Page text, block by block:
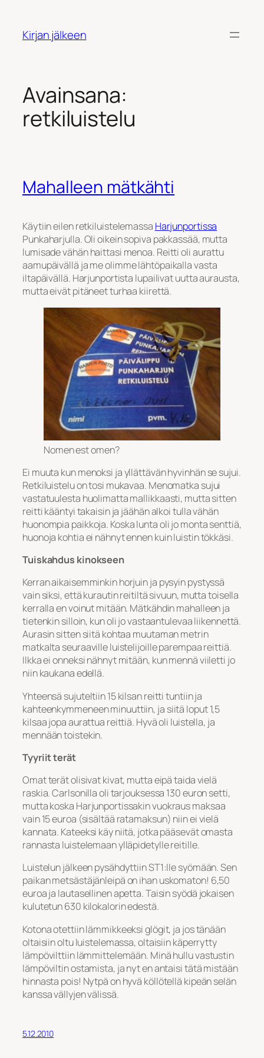
Kirjan jälkeen
Avainsana:
retkiluistelu
Mahalleen mätkähti
Käytiin eilen retkiluistelemassa Harjunportissa
Punkaharjulla. Oli oikein sopiva pakkassää, mutta
lumisade vähän haittasi menoa. Reitti oli aurattu
aamupäivällä ja me olimme lähtöpaikalla vasta
iltapäivällä. Harjunportista lupailivat uutta aurausta,
mutta eivät pitäneet turhaa kiirettä.
Nomen est omen?
Ei muuta kun menoksi ja yllättävän hyvinhän se sujui.
Retkiluistelu on tosi mukavaa. Menomatka sujui
vastatuulesta huolimatta mallikkaasti, mutta sitten
reitti kääntyi takaisin ja jäähän alkoi tulla vähän
huonompia paikkoja. Koska lunta oli jo monta senttiä,
huonoja kohtia ei nähnyt ennen kuin luistin tökkäsi.
Tuiskahdus kinokseen
Kerran aikaisemminkin horjuin ja pysyin pystyssä
vain siksi, että kurautin reitiltä sivuun, mutta toisella
kerralla en voinut mitään. Mätkähdin mahalleen ja
tietenkin silloin, kun oli jo vastaantulevaa liikennettä.
Aurasin sitten siitä kohtaa muutaman metrin
matkalta seuraaville luistelijoille parempaa reittiä.
Ilkka ei onneksi nähnyt mitään, kun mennä viiletti jo
niin kaukana edellä.
Yhteensä sujuteltiin 15 kilsan reitti tuntiin ja
kahteenkymmeneen minuuttiin, ja siitä loput 1,5
kilsaa jopa aurattua reittiä. Hyvä oli luistella, ja
mennään toistekin.
Tyyriit terät
Omat terät olisivat kivat, mutta eipä taida vielä
raskia. Carlsonilla oli tarjouksessa 130 euron setti,
mutta koska Harjunportissakin vuokraus maksaa
vain 15 euroa (sisältää ratamaksun) niin ei vielä
kannata. Kateeksi käy niitä, jotka pääsevät omasta
rannasta luistelemaan ylläpidetylle reitille.
Luistelun jälkeen pysähdyttiin ST1:lle syömään. Sen
paikan metsästäjänleipä on ihan uskomaton! 6,50
euroa ja lautasellinen apetta. Taisin syödä jokaisen
kulutetun 630 kilokalorin edestä.
Kotona otettiin lämmikkeeksi glögit, ja jos tänään
oltaisiin oltu luistelemassa, oltaisiin käperrytty
lämpövilttiin lämmittelemään. Minä hullu vastustin
lämpöviltin ostamista, ja nyt en antaisi tätä mistään
hinnasta pois! Nytpä on hyvä köllötellä kipeän selän
kanssa vällyjen välissä.
5.12.2010